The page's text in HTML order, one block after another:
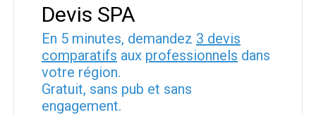
Devis SPA
En 5 minutes, demandez 3 devis
comparatifs aux professionnels dans
votre région.
Gratuit, sans pub et sans
engagement.